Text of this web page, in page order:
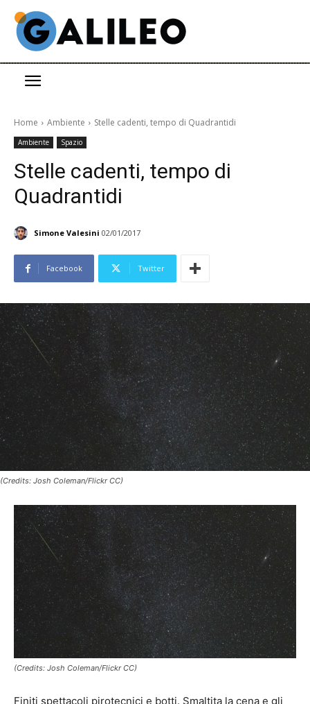
Home Ambiente Stelle cadenti, tempo di Quadrantidi
Ambiente Spazio
Stelle cadenti, tempo di
Quadrantidi
Simone Valesini 02/01/2017
Facebook Twitter
(Credits: Josh Coleman/Flickr CC)
(Credits: Josh Coleman/Flickr CC)
Finiti spettacoli pirotecnici e botti. Smaltita la cena e gli